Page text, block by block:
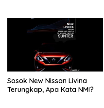
Sosok New Nissan Livina
Terungkap, Apa Kata NMI?